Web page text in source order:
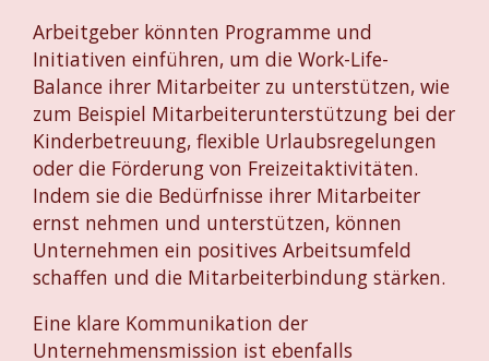
Arbeitgeber könnten Programme und
Initiativen einführen, um die Work-Life-
Balance ihrer Mitarbeiter zu unterstützen, wie
zum Beispiel Mitarbeiterunterstützung bei der
Kinderbetreuung, flexible Urlaubsregelungen
oder die Förderung von Freizeitaktivitäten.
Indem sie die Bedürfnisse ihrer Mitarbeiter
ernst nehmen und unterstützen, können
Unternehmen ein positives Arbeitsumfeld
schaffen und die Mitarbeiterbindung stärken.
Eine klare Kommunikation der
Unternehmensmission ist ebenfalls